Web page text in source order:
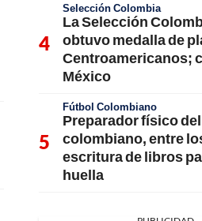
Selección Colombia
La Selección
obtuvo medalla de
Centroamericanos;
México
Fútbol Colombiano
Preparador físico
colombiano, entre
escritura de libros
huella